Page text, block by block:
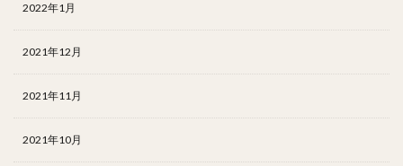
2022年1月
2021年12月
2021年11月
2021年10月